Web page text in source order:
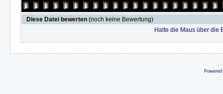
Diese Datei bewerten (noch keine Bewertung)
Halte die Maus über die